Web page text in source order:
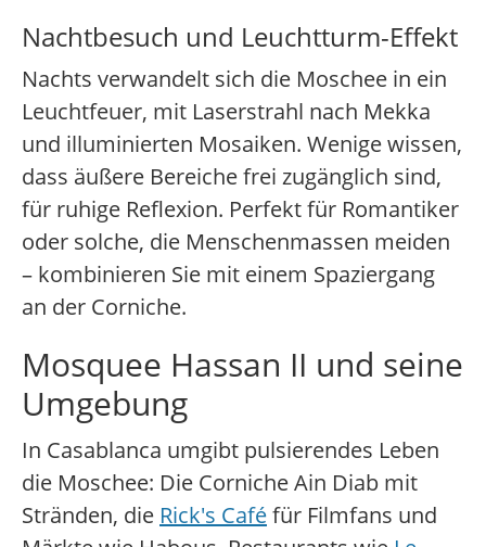
Nachtbesuch und Leuchtturm-Effekt
Nachts verwandelt sich die Moschee in ein
Leuchtfeuer, mit Laserstrahl nach Mekka
und illuminierten Mosaiken. Wenige wissen,
dass äußere Bereiche frei zugänglich sind,
für ruhige Reflexion. Perfekt für Romantiker
oder solche, die Menschenmassen meiden
– kombinieren Sie mit einem Spaziergang
an der Corniche.
Mosquee Hassan II und seine
Umgebung
In Casablanca umgibt pulsierendes Leben
die Moschee: Die Corniche Ain Diab mit
Stränden, die Rick's Caféfür Filmfans und